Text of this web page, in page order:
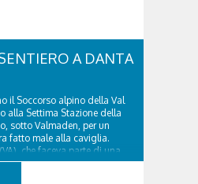
A DANTA
il Soccorso alpino della Val
alla Settima Stazione della
sotto Valmaden, per un
fatto male alla caviglia.
che faceva parte di una
un trauma...